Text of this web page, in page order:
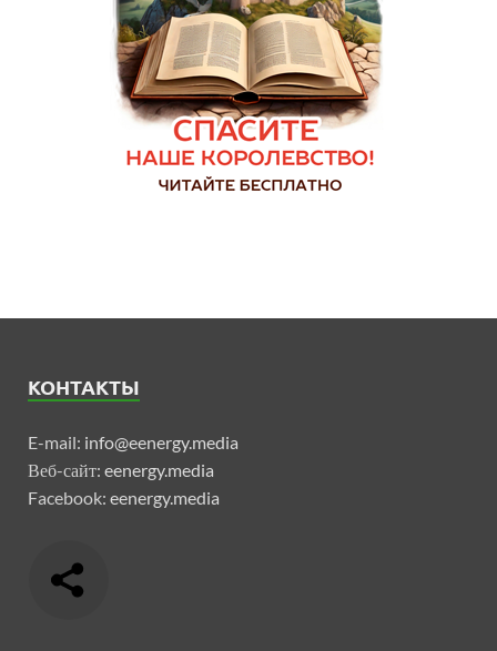
КОНТАКТЫ
E-mail: info@eenergy.media
Веб-сайт: eenergy.media
Facebook: eenergy.media